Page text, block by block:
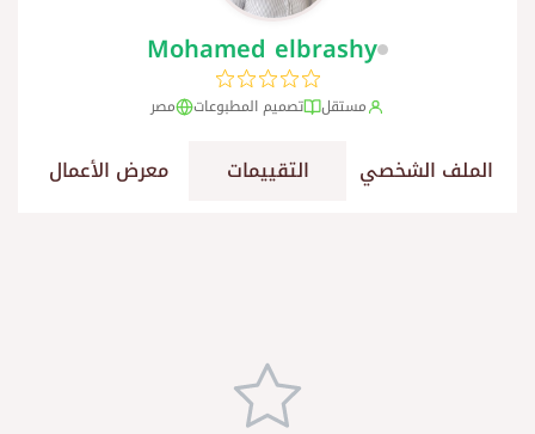
Mohamed elbrashy
مستقل تصميم المطبوعات مصر
الملف الشخصي التقييمات معرض الأعمال